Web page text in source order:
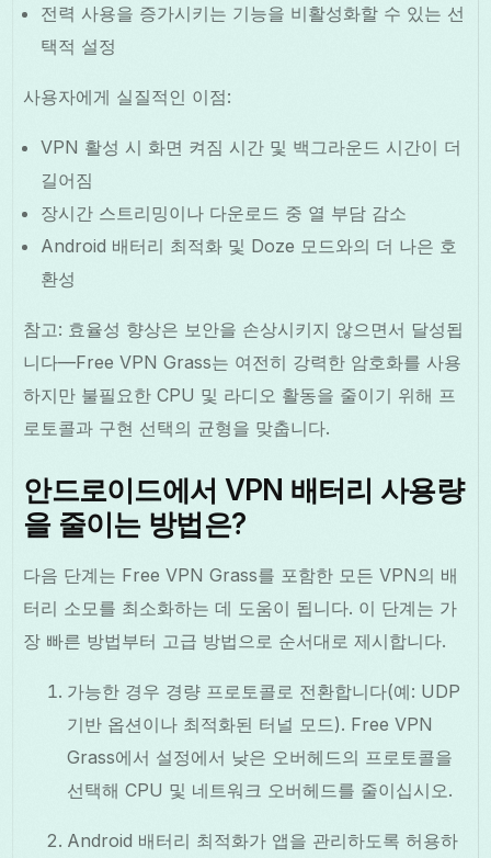
전력 사용을 증가시키는 기능을 비활성화할 수 있는 선
택적 설정
사용자에게 실질적인 이점:
VPN 활성 시 화면 켜짐 시간 및 백그라운드 시간이 더
길어짐
장시간 스트리밍이나 다운로드 중 열 부담 감소
Android 배터리 최적화 및 Doze 모드와의 더 나은 호
환성
참고: 효율성 향상은 보안을 손상시키지 않으면서 달성됩
니다—Free VPN Grass는 여전히 강력한 암호화를 사용
하지만 불필요한 CPU 및 라디오 활동을 줄이기 위해 프
로토콜과 구현 선택의 균형을 맞춥니다.
안드로이드에서 VPN 배터리 사용량
을 줄이는 방법은?
다음 단계는 Free VPN Grass를 포함한 모든 VPN의 배
터리 소모를 최소화하는 데 도움이 됩니다. 이 단계는 가
장 빠른 방법부터 고급 방법으로 순서대로 제시합니다.
가능한 경우 경량 프로토콜로 전환합니다(예: UDP
기반 옵션이나 최적화된 터널 모드). Free VPN
Grass에서 설정에서 낮은 오버헤드의 프로토콜을
선택해 CPU 및 네트워크 오버헤드를 줄이십시오.
Android 배터리 최적화가 앱을 관리하도록 허용하